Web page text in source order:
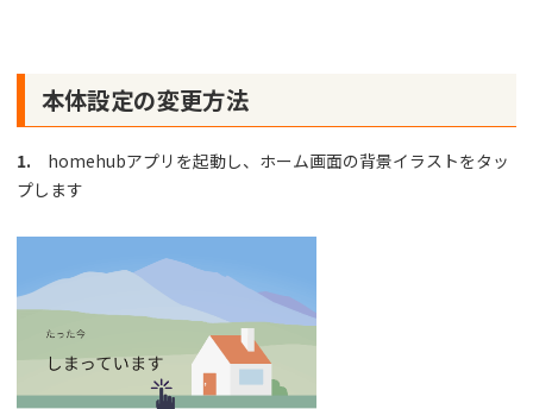
本体設定の変更方法
1. homehubアプリを起動し、ホーム画面の背景イラストをタッ
プします